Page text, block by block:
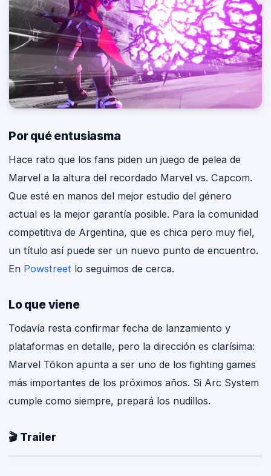
Por qué entusiasma
Hace rato que los fans piden un juego de pelea de
Marvel a la altura del recordado Marvel vs. Capcom.
Que esté en manos del mejor estudio del género
actual es la mejor garantía posible. Para la comunidad
competitiva de Argentina, que es chica pero muy fiel,
un título así puede ser un nuevo punto de encuentro.
En Powstreet lo seguimos de cerca.
Lo que viene
Todavía resta confirmar fecha de lanzamiento y
plataformas en detalle, pero la dirección es clarísima:
Marvel Tōkon apunta a ser uno de los fighting games
más importantes de los próximos años. Si Arc System
cumple como siempre, prepará los nudillos.
🎬 Trailer